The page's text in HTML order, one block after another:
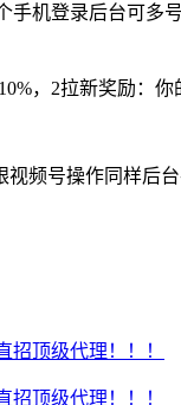
手机登录后台可
，2拉新奖励：
频号操作同样后